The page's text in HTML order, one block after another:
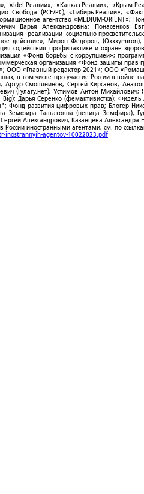
«Idel.Реалии»; «Кавказ.Реалии»;
Свобода (PCE/PC); «Сибирь.Реалии»;
агентство «MEDIUM-ORIENT»;
Дарья Александровна;
реализации социально-
действие»; Мирон Федоров;
содействия профилактике и охране
«Фонд борьбы с коррупцией»;
организация «Фонд защиты прав
ООО «Главный редактор 2021»; ООО
в том числе про участие России в
Артур Смолянинов; Сергей Кирсанов;
(Гулагу.нет); Устимов Антон
Big); Дарья Серенко (фемактивистка);
развития цифровых прав; Блогер
Земфира Талгатовна (певица Земфира);
Александрович; Казанцева
России иностранными агентами, см. по
inostrannyih-agentov-10022023.pdf